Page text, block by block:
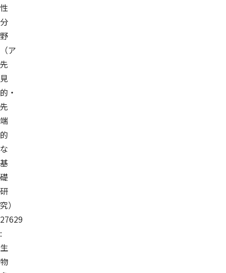
性
分
野
（ア
先
見
的・
先
端
的
な
基
礎
研
究）
27629
:
生
物